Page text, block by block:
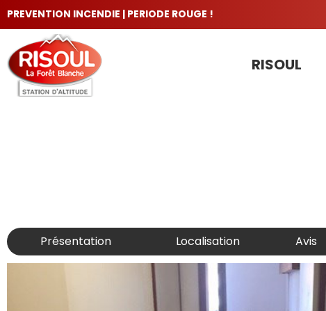
PREVENTION INCENDIE | PERIODE ROUGE !
RISOUL
Présentation Localisation Avis